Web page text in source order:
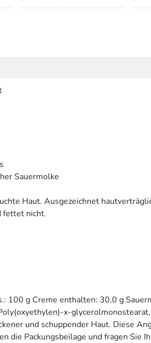
Sauermolke
Haut. Ausgezeichnet
fettet nicht.
100 g Creme enthalten: 30,0 g
x-
und schuppender Haut. Diese
die Packungsbeilage und fragen Sie